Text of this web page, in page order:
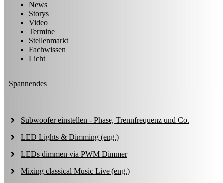
News
Storys
Video
Termine
Stellenmarkt
Fachwissen
Licht
Spannendes
Subwoofer einstellen - Phase, Trennfrequenz und Co.
LED Lights & Dimming (eng.)
LEDs dimmen via PWM Dimmer
Mixing classical Music Live (eng.)